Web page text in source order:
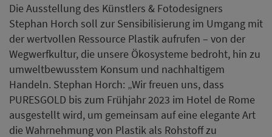
Die Ausstellung des Künstlers & Fotodesigners
Stephan Horch soll zur Sensibilisierung im Umgang mit
der wertvollen Ressource Plastik aufrufen – von der
Wegwerfkultur, die unsere Ökosysteme bedroht, hin zu
umweltbewusstem Konsum und nachhaltigem
Handeln. Stephan Horch: „Wir freuen uns, dass
PURESGOLD bis zum Frühjahr 2023 im Hotel de Rome
ausgestellt wird, um gemeinsam auf eine elegante Art
die Wahrnehmung von Plastik als Rohstoff zu